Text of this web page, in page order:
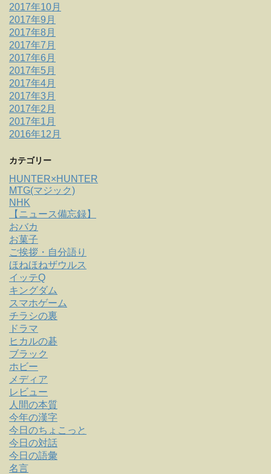
2017年10月
2017年9月
2017年8月
2017年7月
2017年6月
2017年5月
2017年4月
2017年3月
2017年2月
2017年1月
2016年12月
カテゴリー
HUNTER×HUNTER
MTG(マジック)
NHK
【ニュース備忘録】
おバカ
お菓子
ご挨拶・自分語り
ほねほねザウルス
イッテQ
キングダム
スマホゲーム
チラシの裏
ドラマ
ヒカルの碁
ブラック
ホビー
メディア
レビュー
人間の本質
今年の漢字
今日のちょこっと
今日の対話
今日の語彙
名言